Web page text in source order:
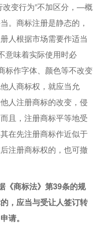
改变行为”不加区分，—概
。商标注册是静态的，
人根据市场需要作适当
意味着实际使用时必
标作字体、颜色等不改变
人商标权，就应当允
人注册商标的改变，侵
且，注册商标平等地受
在先注册商标作近似于
注册商标权的，也可撤
《商标法》第39条的规
，应当与受让人签订转
请。